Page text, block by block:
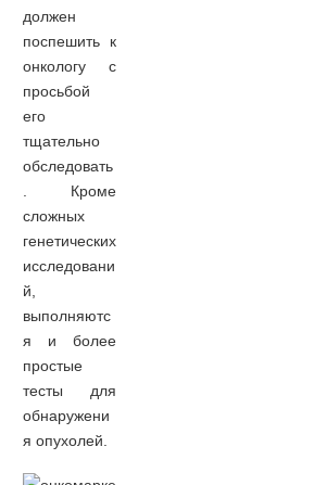
должен
поспешить к
онкологу с
просьбой
его
тщательно
обследовать
. Кроме
сложных
генетических
исследовани
й,
выполняютс
я и более
простые
тесты для
обнаружени
я опухолей.